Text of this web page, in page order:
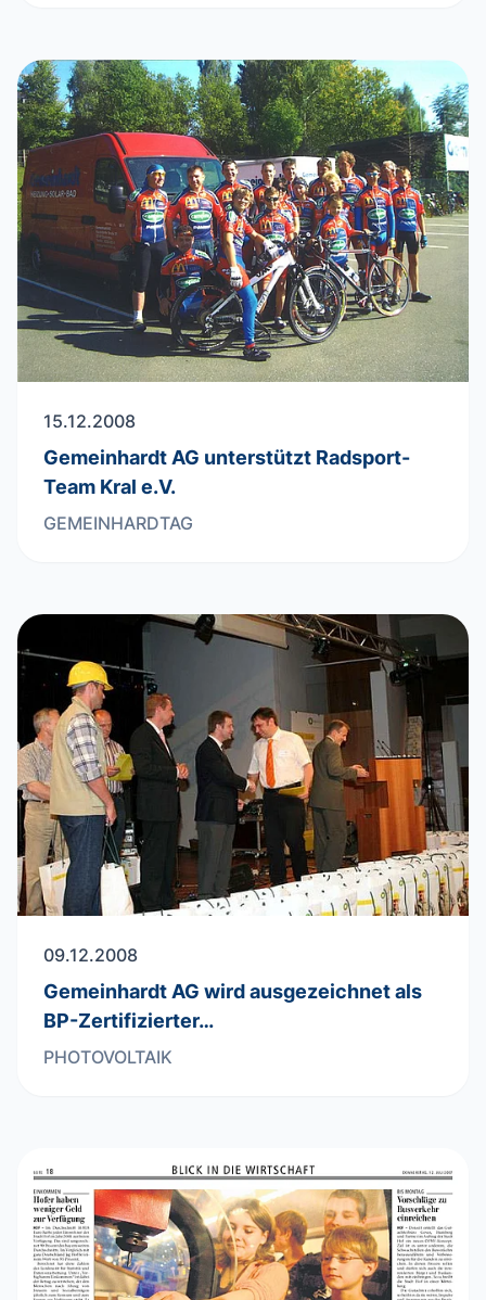
15.12.2008
Gemeinhardt AG unterstützt Radsport-
Team Kral e.V.
GEMEINHARDTAG
09.12.2008
Gemeinhardt AG wird ausgezeichnet als
BP-Zertifizierter…
PHOTOVOLTAIK